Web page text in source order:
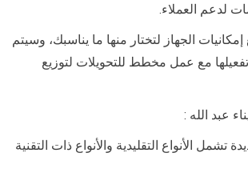
لدعم العملاء.
الجهاز لتختار منها ما يناسبك، وسيتم
مع عمل مخطط للتحويلات لتوزيع
عبد الله :
تشمل الأنواع التقليدية والأنواع ذات التقنية